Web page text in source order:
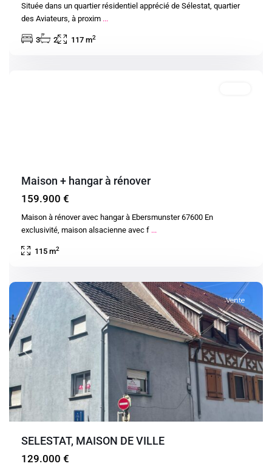
Située dans un quartier résidentiel apprécié de Sélestat, quartier
des Aviateurs, à proxim ...
3 2 117 m2
Maison + hangar à rénover
159.900 €
Maison à rénover avec hangar à Ebersmunster 67600 En
exclusivité, maison alsacienne avec f ...
115 m2
Previous Next
Vente
SELESTAT, MAISON DE VILLE
129.000 €